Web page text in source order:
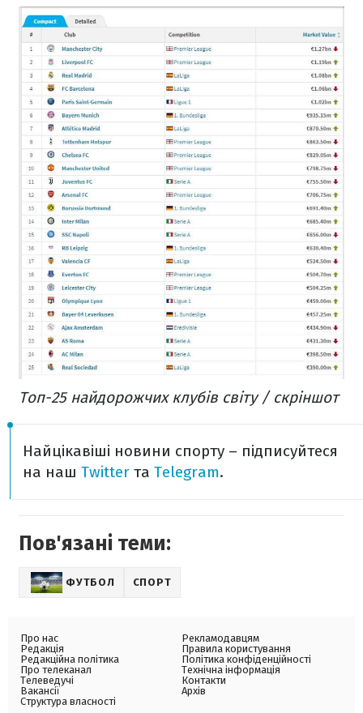
Топ-25 найдорожчих клубів світу / скріншот
Найцікавіші новини спорту – підписуйтеся
на наш Twitter та Telegram.
Пов'язані теми:
ФУТБОЛ СПОРТ
Про нас
Редакція
Редакційна політика
Про телеканал
Телеведучі
Вакансії
Структура власності
Рекламодавцям
Правила користування
Політика конфіденційності
Технічна інформація
Контакти
Архів